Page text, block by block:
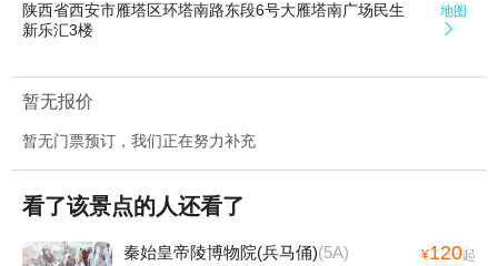
陕西省西安市雁塔区环塔南路东段6号大雁塔南广场民生
新乐汇3楼
地图

暂无报价
暂无门票预订，我们正在努力补充
看了该景点的人还看了
秦始皇帝陵博物院(兵马俑)(5A) ¥120起